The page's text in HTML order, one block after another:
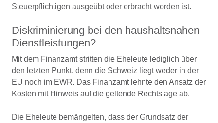
Steuerpflichtigen ausgeübt oder erbracht worden ist.
Diskriminierung bei den haushaltsnahen
Dienstleistungen?
Mit dem Finanzamt stritten die Eheleute lediglich über
den letzten Punkt, denn die Schweiz liegt weder in der
EU noch im EWR. Das Finanzamt lehnte den Ansatz der
Kosten mit Hinweis auf die geltende Rechtslage ab.
Die Eheleute bemängelten, dass der Grundsatz der